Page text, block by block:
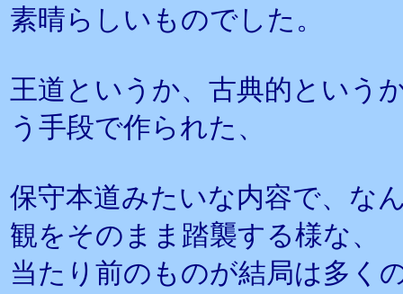
素晴らしいものでした。
王道というか、古典的という
う手段で作られた、
保守本道みたいな内容で、な
観をそのまま踏襲する様な、
当たり前のものが結局は多く